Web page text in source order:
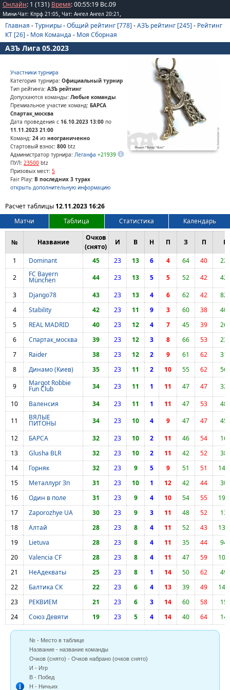
Онлайн: 1 (131) Время:00:55:19 Вс.09
Мини-Чат: Кпрф 21:05, Чат: Ангел Ангел 20:21 ,
Главная -Турниры-Общий рейтинг [778] -АЗЪ рейтинг [245] - Рейтинг
КТ [26] - Моя Команда - Моя Сборная
АЗЪ Лига 05.2023
Участники турнира
Категория турнира: Официальный турнир
Тип рейтинга: АЗЪ рейтинг
Допускаются команды: Любые команды
Премиальное участие команд: БАРСА
Спартак_москва
Дата проведения с 16.10.2023 13:00 по
11.11.2023 21:00
Команд: 24 из неограниченно
Стартовый взнос: 800 btz
Администратор турнира: Леганфа +21939
ПУЛ: 23500 btz
Призовых мест: 5
Fair Play: В последних 3 турах
открыть дополнительную информацию
Расчет таблицы12.11.2023 16:26
Матчи
Таблица Статистика Календарь
№ Название
Очков
(снято)
И В Н П З П Р
1 Dominant 45 23 13 6 4 64 40
2
FC Bayern
München 44 23 13 5 5 52 42
3
Django78 43 23 13 4 6 62 42
4
Stability 42 23 11 9 3 60 38
5
REAL MADRID 40 23 12 4 7 45 39
6
Спартак_москва 39 23 12 3 8 66 53
7
Raider 38 23 12 2 9 61 62
8
Динамо (Киев) 35 23 11 2 10 55 62
9
Margot Robbie
Fun Club 34 23 11 1 11 47 47
10
Валенсия 34 23 11 1 11 47 53
11
ВЯЛЫЕ
ПИТОНЫ 34 23 10 4 9 47 47
12
БАРСА 32 23 10 2 11 46 54
13
Glusha BLR 32 23 10 2 11 42 52
14
Горняк 32 23 9 5 9 51 51
15
Металлург Зп 31 23 10 1 12 42 44
16
Один в поле 31 23 9 4 10 54 55
17
Zaporozhye UA 30 23 9 3 11 48 52
18
Алтай 28 23 8 4 11 52 43
19
Lietuva 28 23 8 4 11 35 44
20
Valencia CF 28 23 8 4 11 47 59
21
НеАдекваты 25 23 8 1 14 50 62
22
Балтика СК 22 23 6 4 13 39 49
23
PEKBИЕМ 21 23 6 3 14 60 58
24
Союз Девяти 19 23 5 4 14 40 64
№ - Место в таблице
Название - название команды
Очков (снято) - Очков набрано (очков снято)
И - Игр
В - Побед
Н - Ничьих